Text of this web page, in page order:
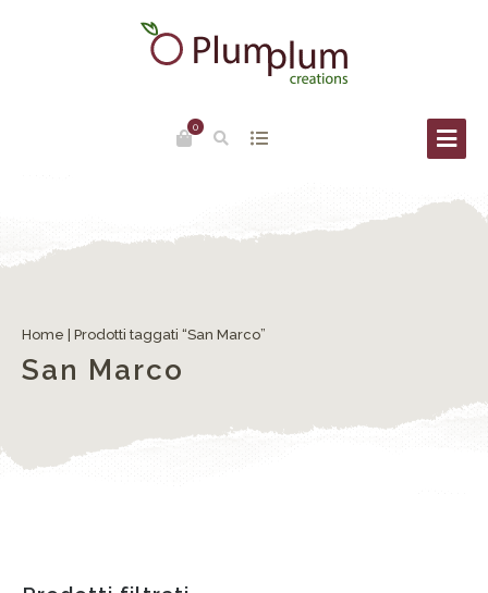
0
Home | Prodotti taggati “San Marco”
San Marco